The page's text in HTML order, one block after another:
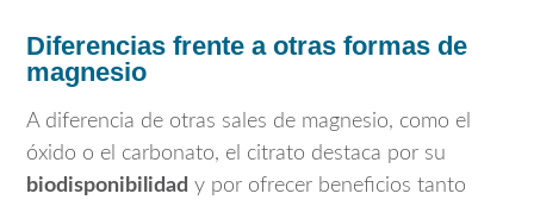
Diferencias frente a otras formas de
magnesio
A diferencia de otras sales de magnesio, como el
óxido o el carbonato, el citrato destaca por su
biodisponibilidad y por ofrecer beneficios tanto